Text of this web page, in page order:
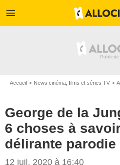
menu
Accueil News cinéma, films et séries TV
George de la
6 choses à
délirante parodie
12 juil. 2020 à 16:40